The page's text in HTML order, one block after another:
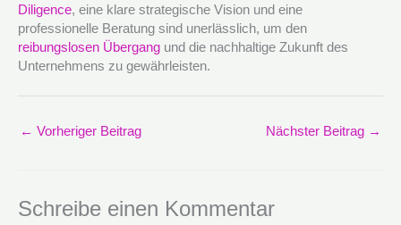
Diligence, eine klare strategische Vision und eine
professionelle Beratung sind unerlässlich, um den
reibungslosen Übergang und die nachhaltige Zukunft des
Unternehmens zu gewährleisten.
← Vorheriger Beitrag Nächster Beitrag →
Schreibe einen Kommentar